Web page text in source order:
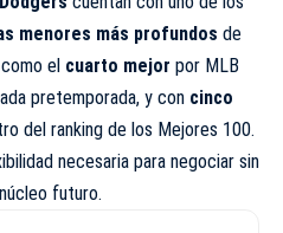
menores más profundos de
el cuarto mejor por MLB
pretemporada, y con cinco
del ranking de los Mejores 100.
necesaria para negociar sin
futuro.